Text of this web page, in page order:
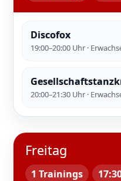
Discofox
19:00–20:00 Uhr ·
20:00–21:30 Uhr ·
Freitag
1 Trainings